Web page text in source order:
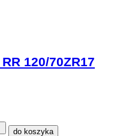
120/70ZR17